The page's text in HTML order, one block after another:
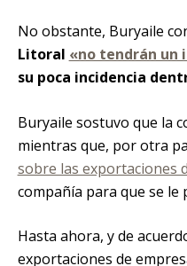
No obstante, Buryaile
Litoral «no tendrán un
su poca incidencia
Buryaile sostuvo que la
mientras que, por otra
sobre las exportaciones
compañía para que se le
Hasta ahora, y de
exportaciones de